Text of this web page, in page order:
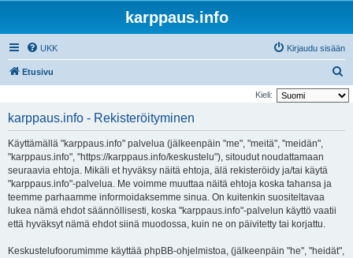
karppaus.info
UKK Kirjaudu sisään
Etusivu
t
Kieli:
karppaus.info - Rekisteröityminen
Käyttämällä "karppaus.info" palvelua (jälkeenpäin "me", "meitä", "meidän",
"karppaus.info", "https://karppaus.info/keskustelu"), sitoudut noudattamaan
seuraavia ehtoja. Mikäli et hyväksy näitä ehtoja, älä rekisteröidy ja/tai käytä
"karppaus.info"-palvelua. Me voimme muuttaa näitä ehtoja koska tahansa ja
teemme parhaamme informoidaksemme sinua. On kuitenkin suositeltavaa
lukea nämä ehdot säännöllisesti, koska "karppaus.info"-palvelun käyttö vaatii
että hyväksyt nämä ehdot siinä muodossa, kuin ne on päivitetty tai korjattu.
Keskustelufoorumimme käyttää phpBB-ohjelmistoa, (jälkeenpäin "he", "heidät",